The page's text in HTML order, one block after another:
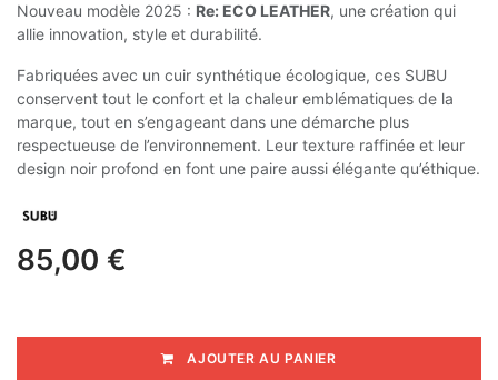
Nouveau modèle 2025 : Re: ECO LEATHER, une création qui
allie innovation, style et durabilité.
Fabriquées avec un cuir synthétique écologique, ces SUBU
conservent tout le confort et la chaleur emblématiques de la
marque, tout en s’engageant dans une démarche plus
respectueuse de l’environnement. Leur texture raffinée et leur
design noir profond en font une paire aussi élégante qu’éthique.
85,00 €
AJOUTER AU PANIER